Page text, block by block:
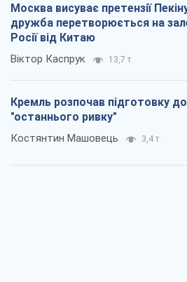
Москва висуває претензії
дружба перетворюється на
Росії від Китаю
Віктор Каспрук 13,7 т.
Кремль розпочав підготовку
"останнього ривку"
Костянтин Машовець 3,4 т.